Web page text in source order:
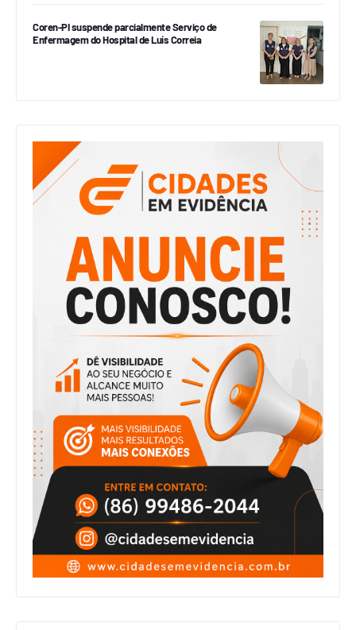
Coren-PI suspende parcialmente Serviço de
Enfermagem do Hospital de Luís Correia